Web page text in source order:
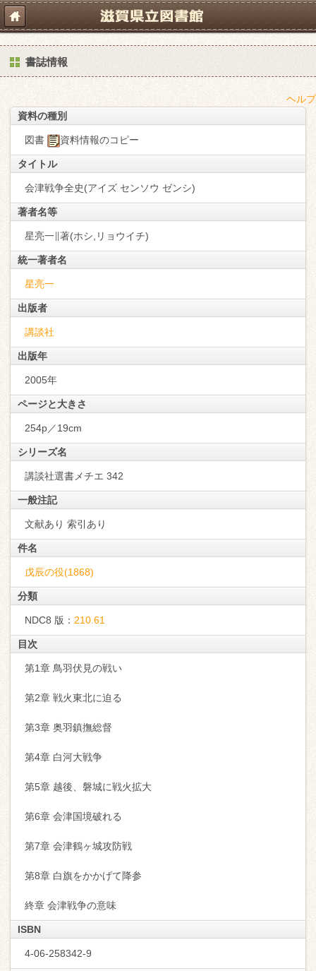
書誌情報
ヘルプ
資料の種別
図書 資料情報のコピー
タイトル
会津戦争全史(アイズ センソウ ゼンシ)
著者名等
星亮一∥著(ホシ,リョウイチ)
統一著者名
星亮一
出版者
講談社
出版年
2005年
ページと大きさ
254p／19cm
シリーズ名
講談社選書メチエ 342
一般注記
文献あり 索引あり
件名
戊辰の役(1868)
分類
NDC8 版： 210.61
目次
第1章 鳥羽伏見の戦い
第2章 戦火東北に迫る
第3章 奥羽鎮撫総督
第4章 白河大戦争
第5章 越後、磐城に戦火拡大
第6章 会津国境破れる
第7章 会津鶴ヶ城攻防戦
第8章 白旗をかかげて降参
終章 会津戦争の意味
ISBN
4-06-258342-9